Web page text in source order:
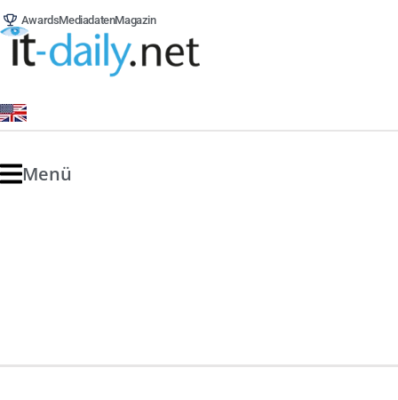
AwardsMediadatenMagazin
Menü